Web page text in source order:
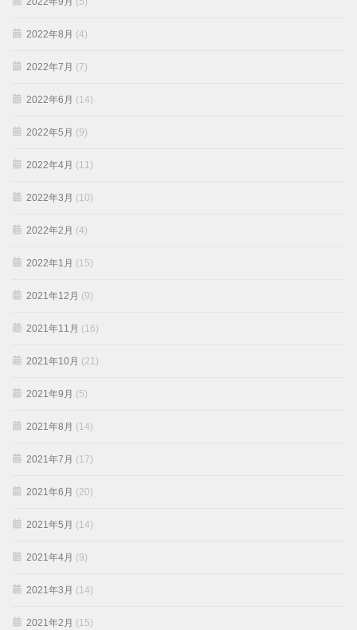
2022年8月 (4)
2022年7月 (7)
2022年6月 (14)
2022年5月 (9)
2022年4月 (11)
2022年3月 (10)
2022年2月 (4)
2022年1月 (15)
2021年12月 (9)
2021年11月 (16)
2021年10月 (21)
2021年9月 (5)
2021年8月 (14)
2021年7月 (17)
2021年6月 (20)
2021年5月 (14)
2021年4月 (9)
2021年3月 (14)
2021年2月 (15)